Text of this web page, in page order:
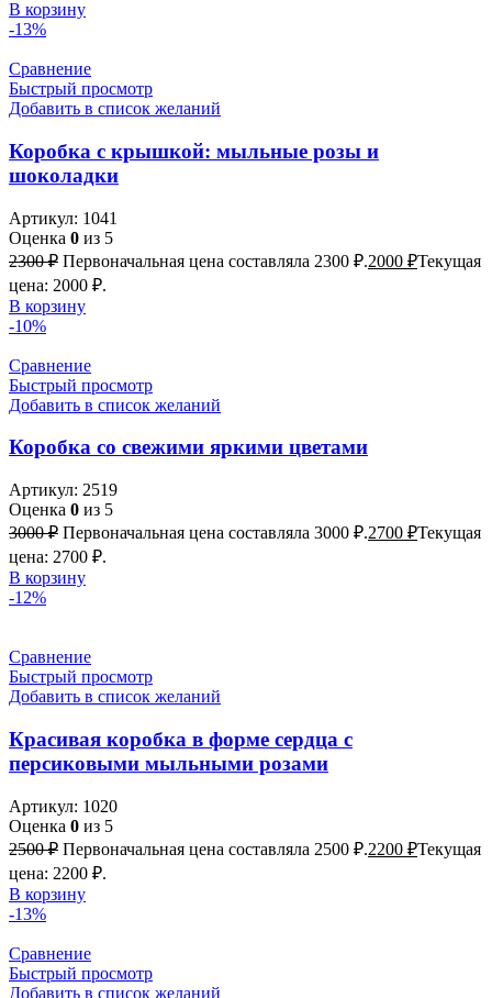
В корзину
-13%
Сравнение
Быстрый просмотр
Добавить в список желаний
Коробка с крышкой: мыльные розы и
шоколадки
Артикул: 1041
Оценка 0 из 5
2300₽ Первоначальная цена составляла 2300 ₽.2000 ₽Текущая
цена: 2000 ₽.
В корзину
-10%
Сравнение
Быстрый просмотр
Добавить в список желаний
Коробка со свежими яркими цветами
Артикул: 2519
Оценка 0 из 5
3000₽ Первоначальная цена составляла 3000 ₽.2700 ₽Текущая
цена: 2700 ₽.
В корзину
-12%
Сравнение
Быстрый просмотр
Добавить в список желаний
Красивая коробка в форме сердца с
персиковыми мыльными розами
Артикул: 1020
Оценка 0 из 5
2500₽ Первоначальная цена составляла 2500 ₽.2200 ₽Текущая
цена: 2200 ₽.
В корзину
-13%
Сравнение
Быстрый просмотр
Добавить в список желаний